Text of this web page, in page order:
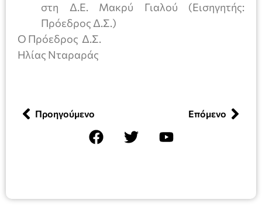
στη Δ.Ε. Μακρύ Γιαλού (Εισηγητής:
Πρόεδρος Δ.Σ.)
Ο Πρόεδρος Δ.Σ.
Ηλίας Νταραράς
Προηγούμενο Επόμενο